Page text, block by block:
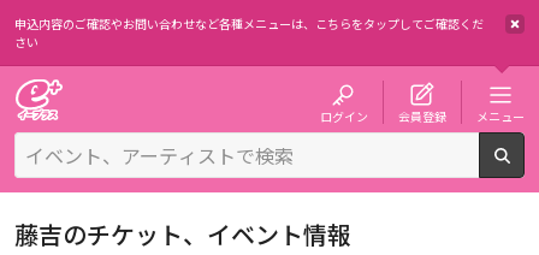
申込内容のご確認やお問い合わせなど各種メニューは、 こちらをタップしてご確認くだ
さい
ログイン 会員登録 メニュー
藤吉のチケット、イベント情報